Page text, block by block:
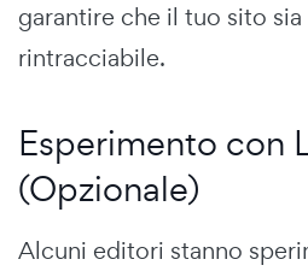
garantire che il tuo sito sia
rintracciabile.
Esperimento con
(Opzionale)
Alcuni editori stanno